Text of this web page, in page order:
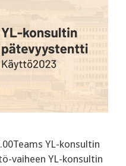
YL-konsultin
vaiheen YL-konsultin